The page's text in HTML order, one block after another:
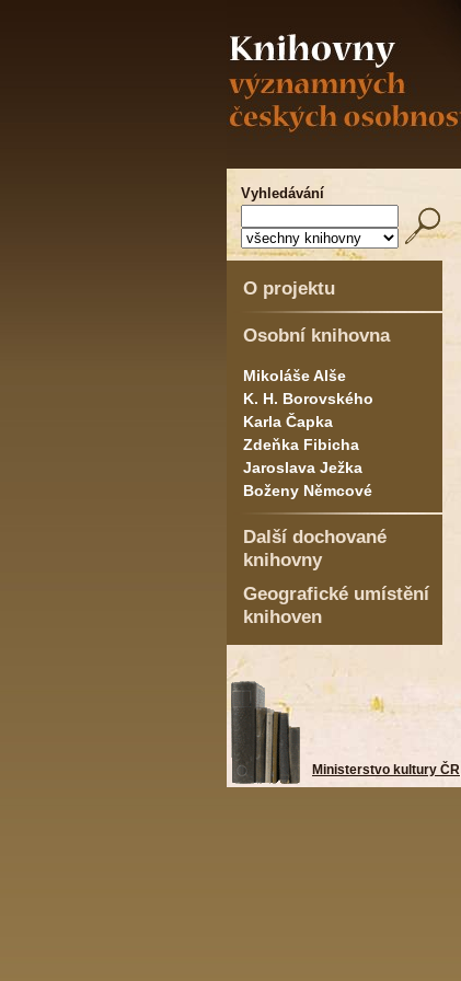
Vyhledávání
O projektu
Osobní knihovna
Mikoláše Alše
K. H. Borovského
Karla Čapka
Zdeňka Fibicha
Jaroslava Ježka
Boženy Němcové
Další dochované
knihovny
Geografické umístění
knihoven
Ministerstvo kultury ČR